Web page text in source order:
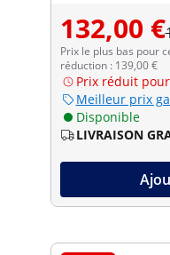
132,00 €
Prix le plus bas pour
réduction : 139,00 €
Prix réduit
Meilleur prix
Disponible
LIVRAISON